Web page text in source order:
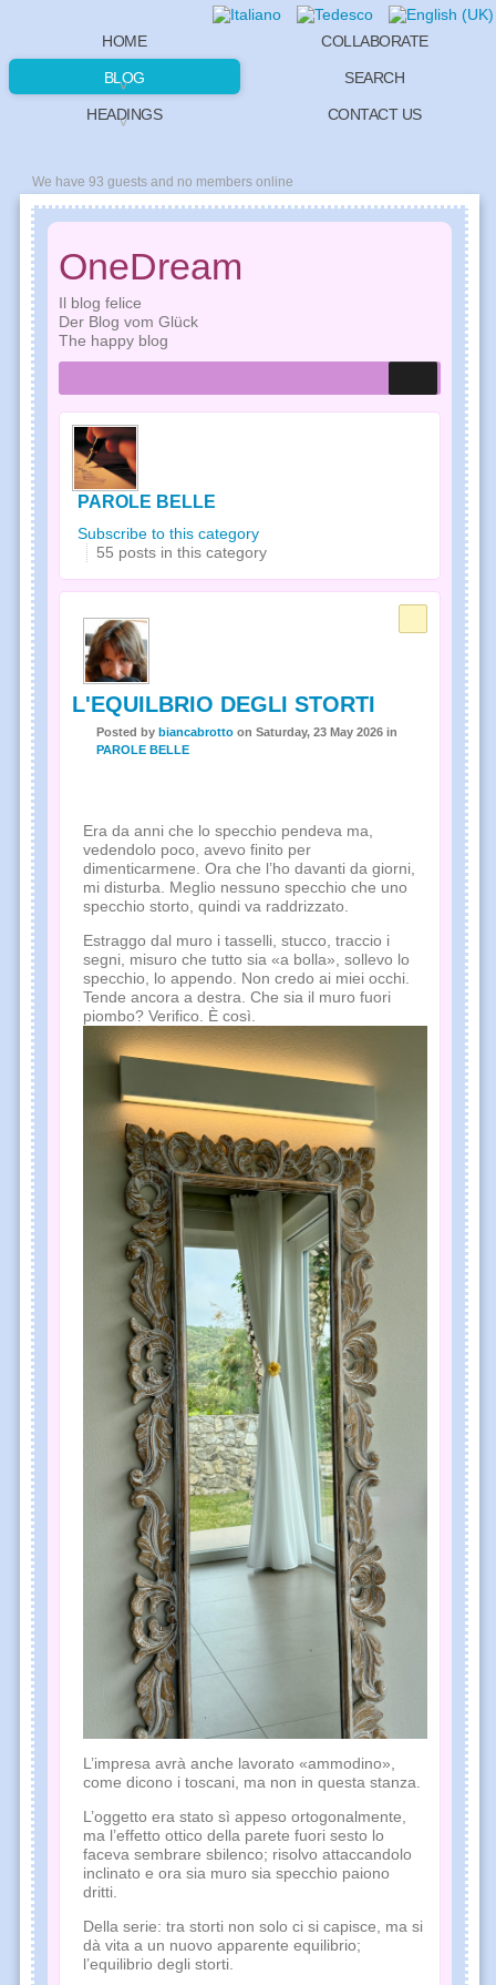
HOME
BLOG
HEADINGS
COLLABORATE
SEARCH
CONTACT US
We have 93 guests and no members online
OneDream
Il blog felice
Der Blog vom Glück
The happy blog
PAROLE BELLE
Subscribe to this category
55 posts in this category
L'EQUILBRIO DEGLI STORTI
Posted by biancabrotto on Saturday, 23 May 2026 in
PAROLE BELLE
Era da anni che lo specchio pendeva ma,
vedendolo poco, avevo finito per
dimenticarmene. Ora che l’ho davanti da giorni,
mi disturba. Meglio nessuno specchio che uno
specchio storto, quindi va raddrizzato.
Estraggo dal muro i tasselli, stucco, traccio i
segni, misuro che tutto sia «a bolla», sollevo lo
specchio, lo appendo. Non credo ai miei occhi.
Tende ancora a destra. Che sia il muro fuori
piombo? Verifico. È così.
L’impresa avrà anche lavorato «ammodino»,
come dicono i toscani, ma non in questa stanza.
L’oggetto era stato sì appeso ortogonalmente,
ma l’effetto ottico della parete fuori sesto lo
faceva sembrare sbilenco; risolvo attaccandolo
inclinato e ora sia muro sia specchio paiono
dritti.
Della serie: tra storti non solo ci si capisce, ma si
dà vita a un nuovo apparente equilibrio;
l’equilibrio degli storti.